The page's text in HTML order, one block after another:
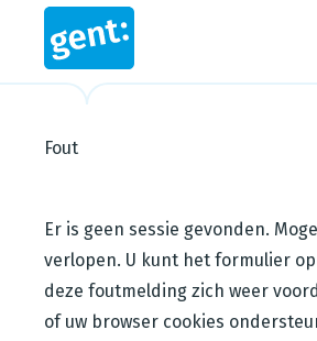
Fout
Steps in this wizard
Er is geen sessie gevonden.
verlopen. U kunt het formulier
deze foutmelding zich weer
of uw browser cookies